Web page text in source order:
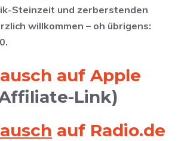
Steinzeit und zerberstenden
willkommen – oh übrigens:
auf Apple
Link)
auf Radio.de